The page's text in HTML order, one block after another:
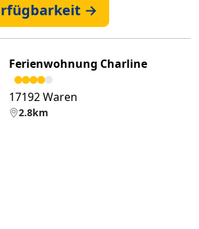
→
Ferienwohnung Charline
17192 Waren
2.8km